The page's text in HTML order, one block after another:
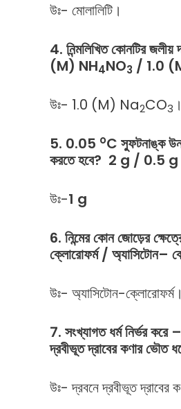
উঃ- মোলালিটি।
4. নিন্মলিখিতকোনটিরজলীয়
(M) NH4NO3 / 1.0
উঃ- 1.0 (M) Na2CO3 ।
5. 0.05 oC স্ফুটনাঙ্ক
করতে হবে? 2 g / 0.5
উঃ-1 g
6. নিন্মেরকোনজোড়ের
ক্লোরোফর্ম/ অ্যাসিটোন–
উঃ- অ্যাসিটোন-ক্লোরোফর্ম।
7. সংখ্যাগত ধর্মনির্ভরকরে
দ্রবীভূতদ্রাবেরকণারভৌত
উঃ- দ্রবনে দ্রবীভূত দ্রাবের